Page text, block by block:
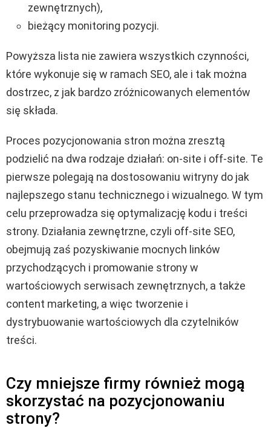
zewnętrznych),
bieżący monitoring pozycji.
Powyższa lista nie zawiera wszystkich czynności,
które wykonuje się w ramach SEO, ale i tak można
dostrzec, z jak bardzo zróżnicowanych elementów
się składa.
Proces pozycjonowania stron można zresztą
podzielić na dwa rodzaje działań: on-site i off-site. Te
pierwsze polegają na dostosowaniu witryny do jak
najlepszego stanu technicznego i wizualnego. W tym
celu przeprowadza się optymalizację kodu i treści
strony. Działania zewnętrzne, czyli off-site SEO,
obejmują zaś pozyskiwanie mocnych linków
przychodzących i promowanie strony w
wartościowych serwisach zewnętrznych, a także
content marketing, a więc tworzenie i
dystrybuowanie wartościowych dla czytelników
treści.
Czy mniejsze firmy również mogą
skorzystać na pozycjonowaniu
strony?